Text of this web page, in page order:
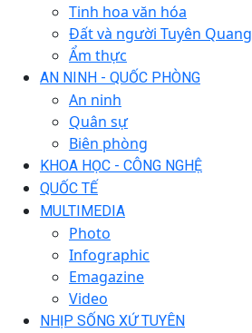
Tinh hoa văn hóa
Đất và người Tuyên Quang
Ẩm thực
AN NINH - QUỐC PHÒNG
An ninh
Quân sự
Biên phòng
KHOA HỌC - CÔNG NGHỆ
QUỐC TẾ
MULTIMEDIA
Photo
Infographic
Emagazine
Video
NHỊP SỐNG XỨ TUYÊN